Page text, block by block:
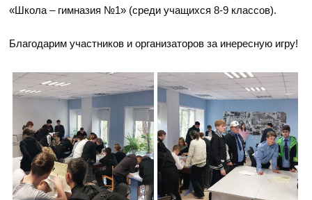
«Школа – гимназия №1» (среди учащихся 8-9 классов).
Благодарим участников и организаторов за инересную игру!